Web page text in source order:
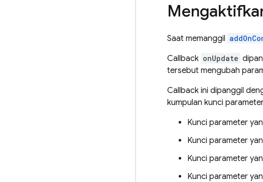
Saat memanggil
Callback onUpdate
tersebut mengubah
Callback ini dipanggil
kumpulan kunci
Kunci parameter
Kunci parameter
Kunci parameter
Kunci parameter